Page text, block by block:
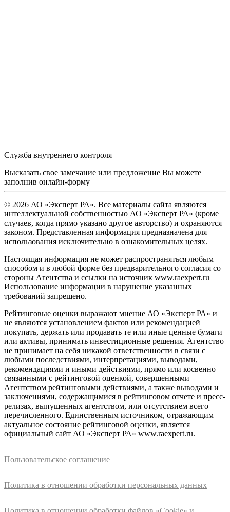
Служба внутреннего контроля
Высказать свое замечание или предложение Вы можете
заполнив онлайн-форму
© 2026 АО «Эксперт РА». Все материалы сайта являются
интеллектуальной собственностью АО «Эксперт РА» (кроме
случаев, когда прямо указано другое авторство) и охраняются
законом. Представленная информация предназначена для
использования исключительно в ознакомительных целях.
Настоящая информация не может распространяться любым
способом и в любой форме без предварительного согласия со
стороны Агентства и ссылки на источник www.raexpert.ru
Использование информации в нарушение указанных
требований запрещено.
Рейтинговые оценки выражают мнение АО «Эксперт РА» и
не являются установлением фактов или рекомендацией
покупать, держать или продавать те или иные ценные бумаги
или активы, принимать инвестиционные решения. Агентство
не принимает на себя никакой ответственности в связи с
любыми последствиями, интерпретациями, выводами,
рекомендациями и иными действиями, прямо или косвенно
связанными с рейтинговой оценкой, совершенными
Агентством рейтинговыми действиями, а также выводами и
заключениями, содержащимися в рейтинговом отчете и пресс-
релизах, выпущенных агентством, или отсутствием всего
перечисленного. Единственным источником, отражающим
актуальное состояние рейтинговой оценки, является
официальный сайт АО «Эксперт РА» www.raexpert.ru.
Пользовательское соглашение
Политика в отношении обработки персональных данных